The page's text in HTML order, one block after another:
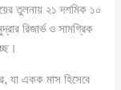
তুলনায় ২১ দশমিক ১০
রিজার্ভ ও সামগ্রিক
যা একক মাস হিসেবে